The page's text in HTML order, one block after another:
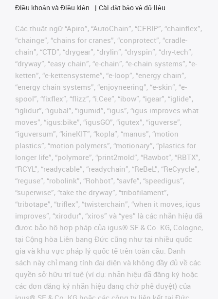
Điều khoản và Điều kiện
Cài đặt bảo vệ dữ liệu
Các thuật ngữ “Apiro”, “AutoChain”, “CFRIP”, “chainflex”,
“chainge”, “chains for cranes”, “conprotect”, “cradle-
chain”, “CTD”, “drygear”, “drylin”, “dryspin”, “dry-tech”,
“dryway”, “easy chain”, “e-chain”, “e-chain systems”, “e-
ketten”, “e-kettensysteme”, “e-loop”, “energy chain”,
“energy chain systems”, “enjoyneering”, “e-skin”, “e-
spool”, “fixflex”, “flizz”, “i.Cee”, “ibow”, “igear”, “iglide”,
“iglidur”, “igubal”, “igumid”, “igus”, “igus improves what
moves”, “igus:bike”, “igusGO”, “igutex”, “iguverse”,
“iguversum”, “kineKIT”, “kopla”, “manus”, “motion
plastics”, “motion polymers”, “motionary”, “plastics for
longer life”, “polymore”, “print2mold”, “Rawbot”, “RBTX”,
“RCYL”, “readycable”, “readychain”, “ReBeL”, “ReCyycle”,
“reguse”, “robolink”, “Rohbot”, “savfe”, “speedigus”,
“superwise”, “take the dryway”, “tribofilament”,
“tribotape”, “triflex”, “twisterchain”, “when it moves, igus
improves”, “xirodur”, “xiros” và “yes” là các nhãn hiệu đã
được bảo hộ hợp pháp của igus® SE & Co. KG, Cologne,
tại Cộng hòa Liên bang Đức cũng như tại nhiều quốc
gia và khu vực pháp lý quốc tế trên toàn cầu. Danh
sách này chỉ mang tính đại diện và không đầy đủ về các
quyền sở hữu trí tuệ (ví dụ: nhãn hiệu đã đăng ký hoặc
các đơn đăng ký nhãn hiệu đang chờ phê duyệt) của